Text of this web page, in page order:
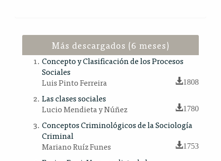
Más descargados (6 meses)
Concepto y Clasificación de los Procesos
Sociales
Luis Pinto Ferreira
1808
Las clases sociales
Lucio Mendieta y Núñez
1780
Conceptos Criminológicos de la Sociología
Criminal
Mariano Ruíz Funes
1753